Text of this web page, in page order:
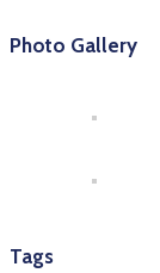
Photo Gallery
Tags